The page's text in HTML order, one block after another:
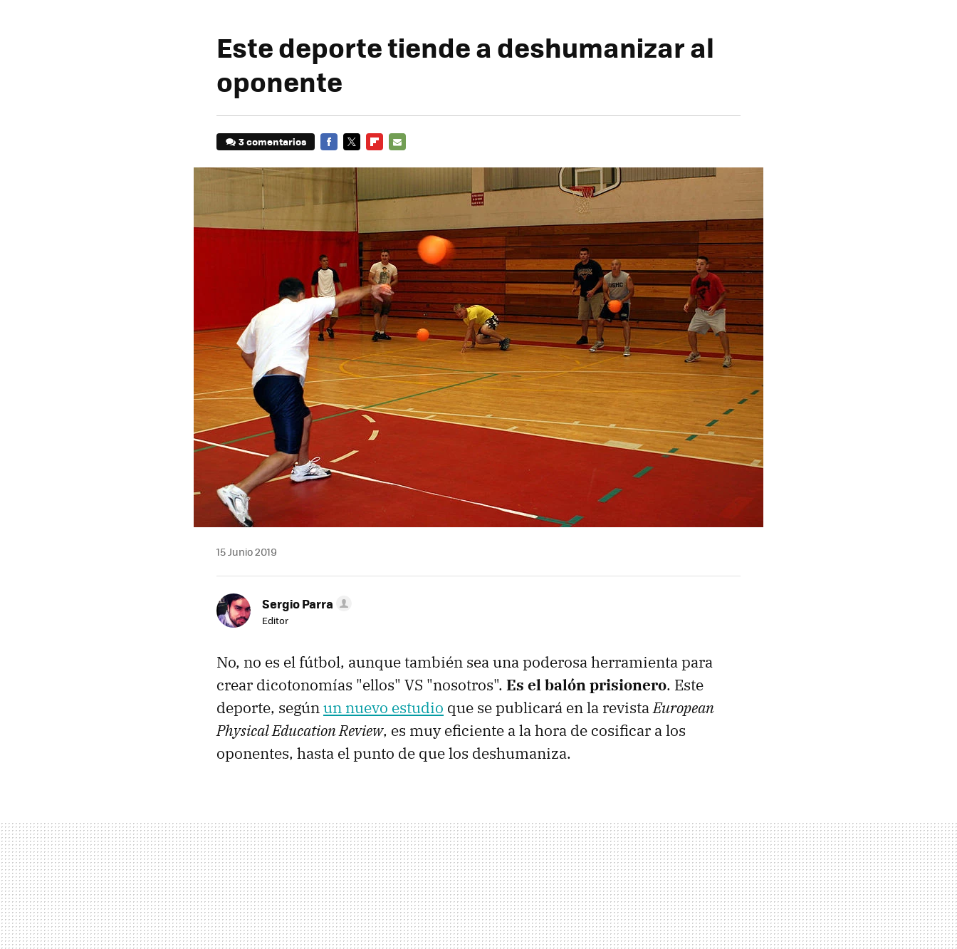
Este deporte tiende a deshumanizar al
oponente
3 comentarios
15 Junio 2019
Sergio Parra
Editor
No, no es el fútbol, aunque también sea una poderosa herramienta para
crear dicotonomías "ellos" VS "nosotros". Es el balón prisionero. Este
deporte, segúnun nuevo estudio que se publicará en la revistaEuropean
Physical Education Review, es muy eficiente a la hora de cosificar a los
oponentes, hasta el punto de que los deshumaniza.